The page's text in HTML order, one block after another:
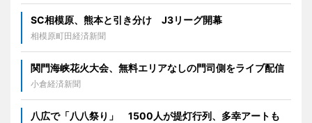
SC相模原、熊本と引き分け J3リーグ開幕
相模原町田経済新聞
関門海峡花火大会、無料エリアなしの門司側をライブ配信
小倉経済新聞
八広で「八八祭り」 1500人が提灯行列、多幸アートも